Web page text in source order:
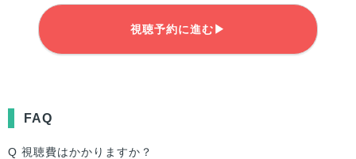
視聴予約に進む▶
FAQ
Q 視聴費はかかりますか？